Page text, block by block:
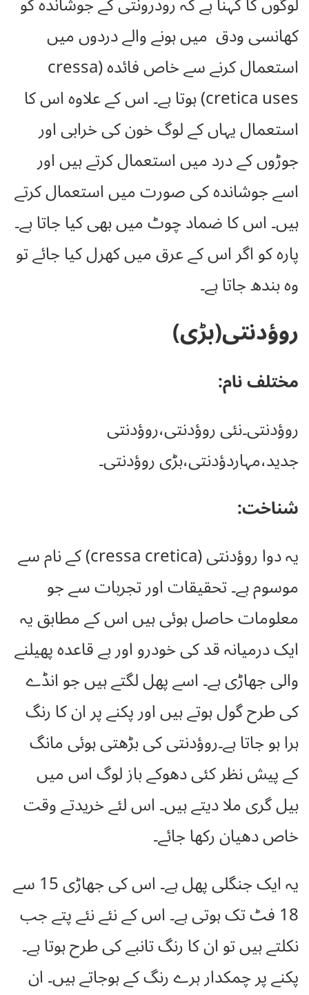
کھانسی ودق میں ہونے والے دردوں میں
استعمال کرنے سے خاص فائدہ (cressa
cretica uses) ہوتا ہے۔ اس کے علاوہ اس کا
استعمال یہاں کے لوگ خون کی خرابی اور
جوڑوں کے درد میں استعمال کرتے ہیں اور
اسے جوشاندہ کی صورت میں استعمال کرتے
ہیں۔ اس کا ضماد چوٹ میں بھی کیا جاتا ہے۔
پارہ کو اگر اس کے عرق میں کھرل کیا جائے تو
وہ بندھ جاتا ہے۔
روؤدنتی(بڑی)
مختلف نام:
روؤدنتی۔نئی روؤدنتی،روؤدنتی
جدید،مہاردؤدنتی،بڑی روؤدنتی۔
شناخت:
یہ دوا روؤدنتی (cressa cretica) کے نام سے
موسوم ہے۔ تحقیقات اور تجربات سے جو
معلومات حاصل ہوئی ہیں اس کے مطابق یہ
ایک درمیانہ قد کی خودرو اور بے قاعدہ پھیلنے
والی جھاڑی ہے۔ اسے پھل لگتے ہیں جو انڈے
کی طرح گول ہوتے ہیں اور پکنے پر ان کا رنگ
ہرا ہو جاتا ہے۔روؤدنتی کی بڑھتی ہوئی مانگ
کے پیش نظر کئی دھوکے باز لوگ اس میں
بیل گری ملا دیتے ہیں۔ اس لئے خریدتے وقت
خاص دھیان رکھا جائے۔
یہ ایک جنگلی پھل ہے۔ اس کی جھاڑی 15 سے
18 فٹ تک ہوتی ہے۔ اس کے نئے نئے پتے جب
نکلتے ہیں تو ان کا رنگ تانبے کی طرح ہوتا ہے۔
پکنے پر چمکدار ہرے رنگ کے ہوجاتے ہیں۔ ان